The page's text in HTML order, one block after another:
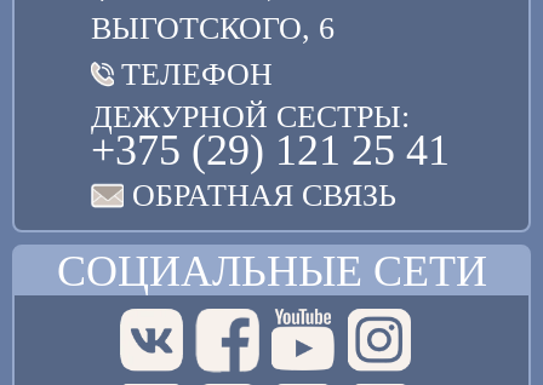
ВЫГОТСКОГО, 6
ТЕЛЕФОН
ДЕЖУРНОЙ СЕСТРЫ:
+375 (29) 121 25 41
ОБРАТНАЯ СВЯЗЬ
СОЦИАЛЬНЫЕ СЕТИ